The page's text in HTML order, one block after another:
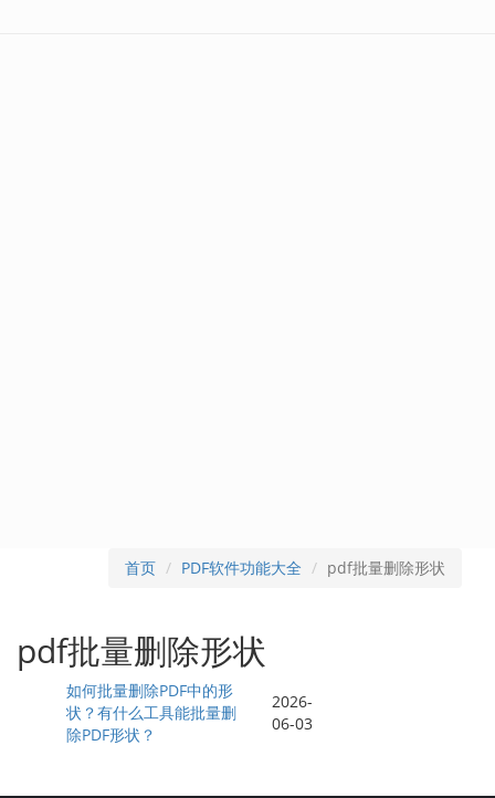
首页 PDF软件功能大全 pdf批量删除形状
pdf批量删除形状
如何批量删除PDF中的形
状？有什么工具能批量删
除PDF形状？
2026-
06-03